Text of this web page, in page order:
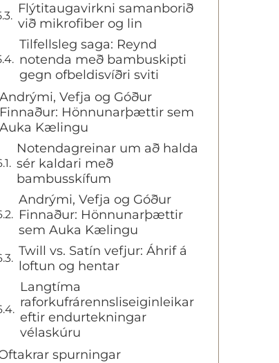
Flýtitaugavirkni samanborið
við mikrofiber og lin
Tilfellsleg saga: Reynd
notenda með bambuskipti
gegn ofbeldisvíðri sviti
Andrými, Vefja og Góður
Finnaður: Hönnunarþættir sem
Auka Kælingu
Notendagreinar um að halda
sér kaldari með
bambusskífum
Andrými, Vefja og Góður
Finnaður: Hönnunarþættir
sem Auka Kælingu
Twill vs. Satín vefjur: Áhrif á
loftun og hentar
Langtíma
raforkufrárennsliseiginleikar
eftir endurtekningar
vélaskúru
spurningar